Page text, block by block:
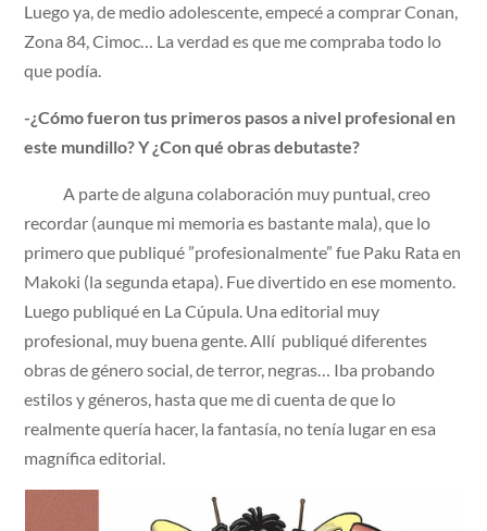
Luego ya, de medio adolescente, empecé a comprar Conan,
Zona 84, Cimoc… La verdad es que me compraba todo lo
que podía.
-¿Cómo fueron tus primeros pasos a nivel profesional en
este mundillo? Y ¿Con qué obras debutaste?
A parte de alguna colaboración muy puntual, creo
recordar (aunque mi memoria es bastante mala), que lo
primero que publiqué ”profesionalmente” fue Paku Rata en
Makoki (la segunda etapa). Fue divertido en ese momento.
Luego publiqué en La Cúpula. Una editorial muy
profesional, muy buena gente. Allí publiqué diferentes
obras de género social, de terror, negras… Iba probando
estilos y géneros, hasta que me di cuenta de que lo
realmente quería hacer, la fantasía, no tenía lugar en esa
magnífica editorial.